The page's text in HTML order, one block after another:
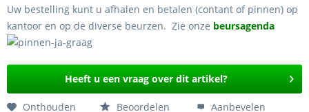
Uw bestelling kunt u afhalen en betalen (contant of pinnen) op
kantoor en op de diverse beurzen. Zie onze beursagenda
Heeft u een vraag over dit artikel?
Onthouden Beoordelen Aanbevelen